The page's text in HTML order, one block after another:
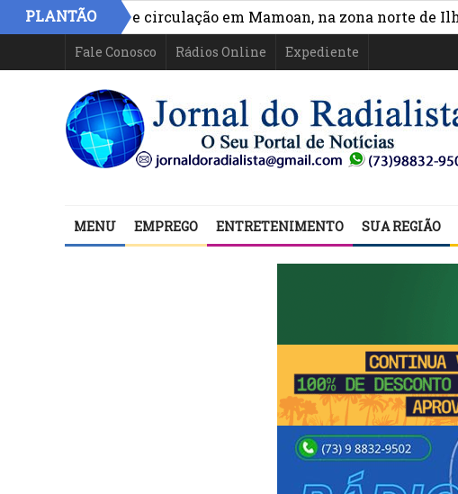
PLANTÃO
acesso e circulação em Mamoan, na zona norte de Ilhéus »
Fale Conosco Rádios Online Expediente
MENU EMPREGO ENTRETENIMENTO SUA REGIÃO